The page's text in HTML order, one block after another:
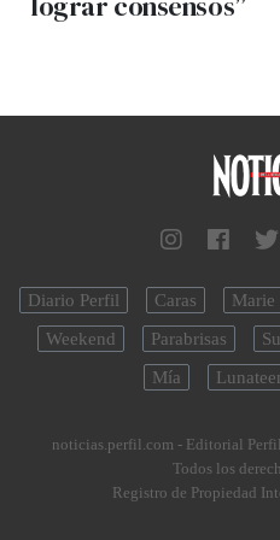
Diario Perfil Caras Marie
Weekend
Parabrisas
Mía
noticias.perfil.com - Editorial Perfil
Todos los
Registro de Propiedad